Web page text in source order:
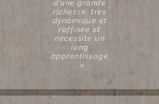
d’une grande
richesse, très
dynamique et
raffinée et
nécessite un
long
apprentissage
. »